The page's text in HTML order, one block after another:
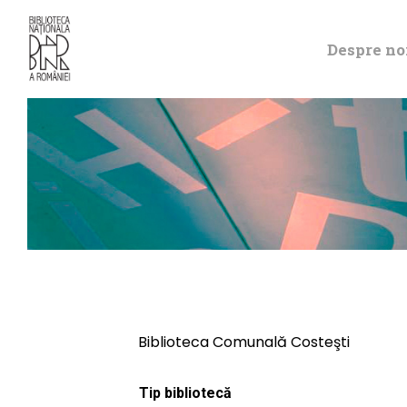
Despre
Biblioteca Comunală Costeşti
Tip bibliotecă